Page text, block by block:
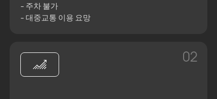
- 주차 불가
- 대중교통 이용 요망
02